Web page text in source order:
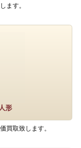
ます。
形
買取致します。